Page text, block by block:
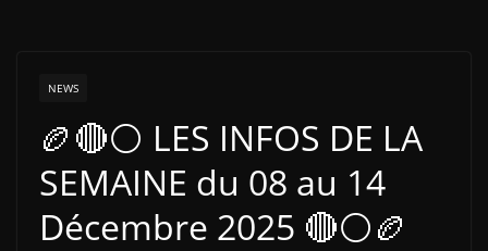
NEWS
🏉🔴⚪ LES INFOS DE LA
SEMAINE du 08 au 14
Décembre 2025 🔴⚪🏉